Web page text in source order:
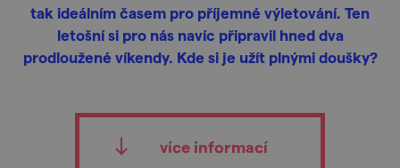
tak ideálním časem pro příjemné výletování. Ten
letošní si pro nás navíc připravil hned dva
prodloužené víkendy. Kde si je užít plnými doušky?
více informací